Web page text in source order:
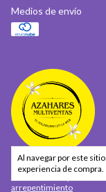
Al navegar por este sitio
experiencia de compra.
Medios de envío
arrepentimiento